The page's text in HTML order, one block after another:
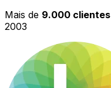
Mais de 9.000 clientes
2003